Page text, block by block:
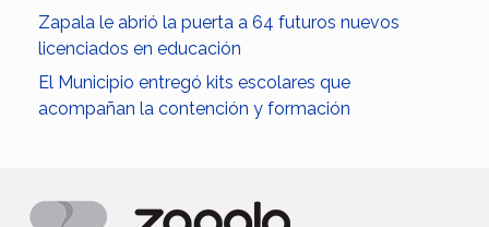
Zapala le abrió la puerta a 64 futuros nuevos
licenciados en educación
El Municipio entregó kits escolares que
acompañan la contención y formación